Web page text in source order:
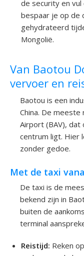
de security en
bespaar je op de
gehydrateerd
Mongolië.
Van Baotou
vervoer en
Baotou is een
China. De
Airport (BAV),
centrum ligt. Hier
zonder gedoe.
Met de taxi
De taxi is de
bekend zijn in
buiten de
terminal
Reistijd: Reken